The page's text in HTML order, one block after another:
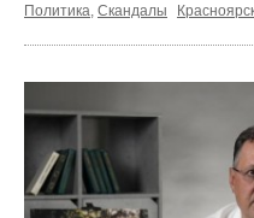
Политика Скандалы